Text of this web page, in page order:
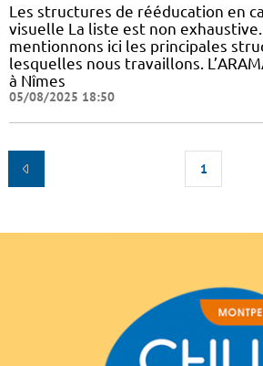
Les structures de rééducation en
visuelle La liste est non
mentionnons ici les principales
lesquelles nous travaillons.
à Nîmes
05/08/2025 18:50
1